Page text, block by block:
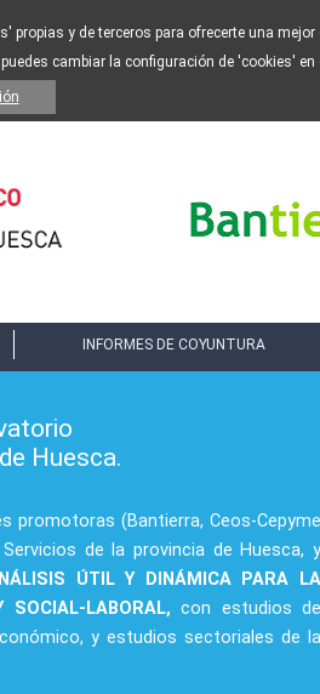
propias y de terceros para ofrecerte una
cambiar la configuración de 'cookies'
INFORMES DE COYUNTURA
Huesca.
promotoras (Bantierra, Ceos-Cepyme
de la provincia de Huesca, y
ÚTIL Y DINÁMICA PARA LA
SOCIAL-LABORAL,con estudios de
y estudios sectoriales de la